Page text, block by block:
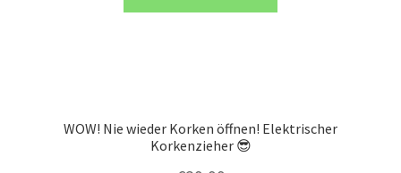
WOW! Nie wieder Korken öffnen! Elektrischer
Korkenzieher 😎